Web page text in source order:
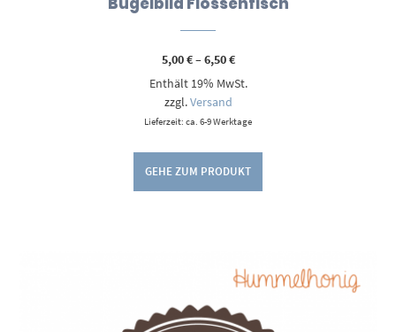
5,00€–6,50€Preisspanne:
bis
Enthält 19% MwSt.
zzgl.Versand
Lieferzeit: ca. 6-9 Werktage
GEHE ZUM PRODUKT